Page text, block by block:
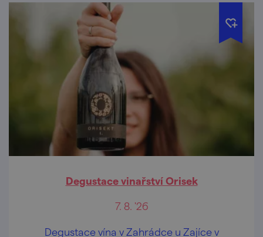
Degustace vinařství Orisek
7. 8. '26
Degustace vína v Zahrádce u Zajíce v